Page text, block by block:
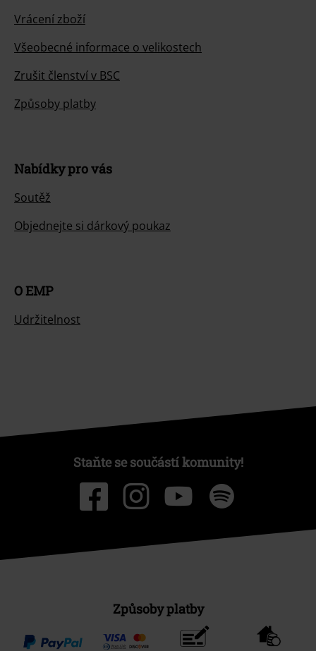
Vrácení zboží
Všeobecné informace o velikostech
Zrušit členství v BSC
Způsoby platby
Nabídky pro vás
Soutěž
Objednejte si dárkový poukaz
O EMP
Udržitelnost
Staňte se součástí komunity!
Způsoby platby